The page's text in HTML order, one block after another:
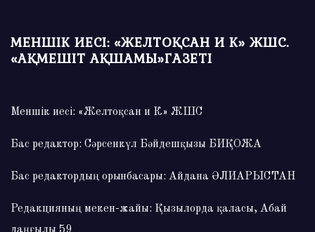
МЕНШІК ИЕСІ: «ЖЕЛТОҚСАН И К» ЖШС.
«АҚМЕШІТ АҚШАМЫ»ГАЗЕТІ
Меншік иесі: «Желтоқсан и К» ЖШС
Бас редактор: Сәрсенкүл Бәйдешқызы БИҚОЖА
Бас редактордың орынбасары: Айдана ӘЛИАРЫСТАН
Редакцияның мекен-жайы: Қызылорда қаласы, Абай